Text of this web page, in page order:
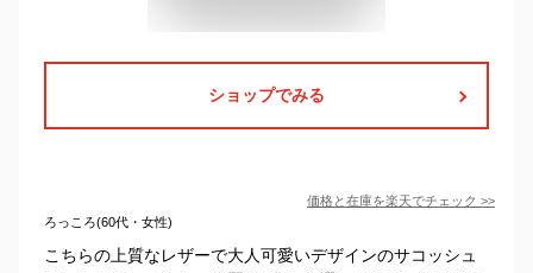
ショップでみる
価格と在庫を楽天でチェック >>
ろっころ(60代・女性)
こちらの上質なレザーで大人可愛いデザインのサコッシュ